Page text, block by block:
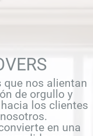
que nos alientan
de orgullo y
los clientes
en una